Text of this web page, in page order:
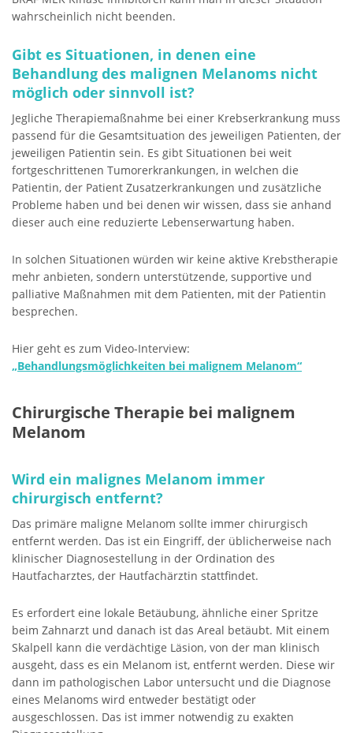
wahrscheinlich nicht beenden.
Gibt es Situationen, in denen eine
Behandlung des malignen Melanoms nicht
möglich oder sinnvoll ist?
Jegliche Therapiemaßnahme bei einer Krebserkrankung muss
passend für die Gesamtsituation des jeweiligen Patienten, der
jeweiligen Patientin sein. Es gibt Situationen bei weit
fortgeschrittenen Tumorerkrankungen, in welchen die
Patientin, der Patient Zusatzerkrankungen und zusätzliche
Probleme haben und bei denen wir wissen, dass sie anhand
dieser auch eine reduzierte Lebenserwartung haben.
In solchen Situationen würden wir keine aktive Krebstherapie
mehr anbieten, sondern unterstützende, supportive und
palliative Maßnahmen mit dem Patienten, mit der Patientin
besprechen.
Hier geht es zum Video-Interview:
„Behandlungsmöglichkeiten bei malignem Melanom“
Chirurgische Therapie bei malignem
Melanom
Wird ein malignes Melanom immer
chirurgisch entfernt?
Das primäre maligne Melanom sollte immer chirurgisch
entfernt werden. Das ist ein Eingriff, der üblicherweise nach
klinischer Diagnosestellung in der Ordination des
Hautfacharztes, der Hautfachärztin stattfindet.
Es erfordert eine lokale Betäubung, ähnliche einer Spritze
beim Zahnarzt und danach ist das Areal betäubt. Mit einem
Skalpell kann die verdächtige Läsion, von der man klinisch
ausgeht, dass es ein Melanom ist, entfernt werden. Diese wir
dann im pathologischen Labor untersucht und die Diagnose
eines Melanoms wird entweder bestätigt oder
ausgeschlossen. Das ist immer notwendig zu exakten